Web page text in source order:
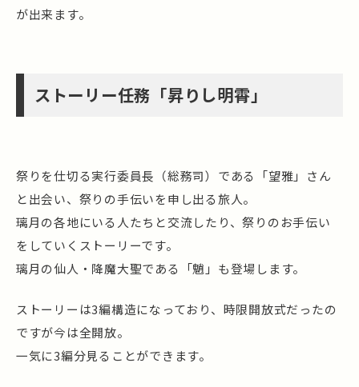
が出来ます。
ストーリー任務「昇りし明霄」
祭りを仕切る実行委員長（総務司）である「望雅」さん
と出会い、祭りの手伝いを申し出る旅人。
璃月の各地にいる人たちと交流したり、祭りのお手伝い
をしていくストーリーです。
璃月の仙人・降魔大聖である「魈」も登場します。
ストーリーは3編構造になっており、時限開放式だったの
ですが今は全開放。
一気に3編分見ることができます。